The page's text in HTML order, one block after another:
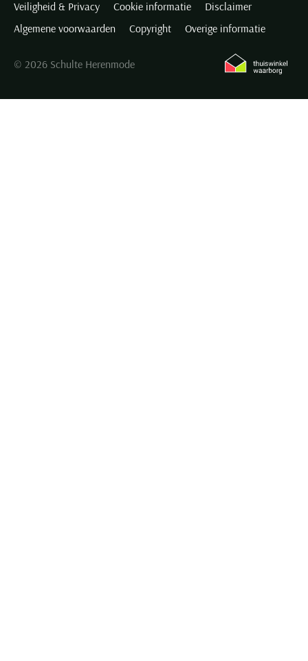
Veiligheid & Privacy Cookie informatie
Disclaimer
Algemene voorwaarden
Copyright Overige informatie
© 2026 Schulte Herenmode